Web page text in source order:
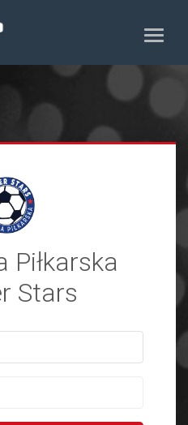
Piłkarska
Stars